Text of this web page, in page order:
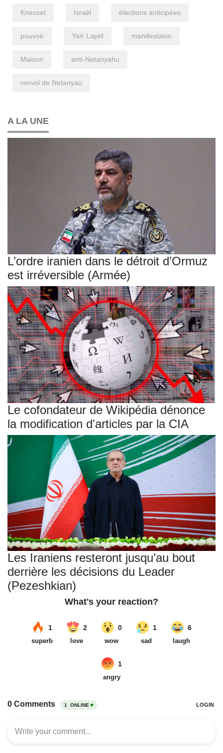
Knesset Israël élections anticipées
pouvoir Yaïr Lapid manifestaion
Maison anti-Netanyahu
renvoi de Netanyau
A LA UNE
L’ordre iranien dans le détroit d’Ormuz
est irréversible (Armée)
Le cofondateur de Wikipédia dénonce
la modification d'articles par la CIA
Les Iraniens resteront jusqu’au bout
derrière les décisions du Leader
(Pezeshkian)